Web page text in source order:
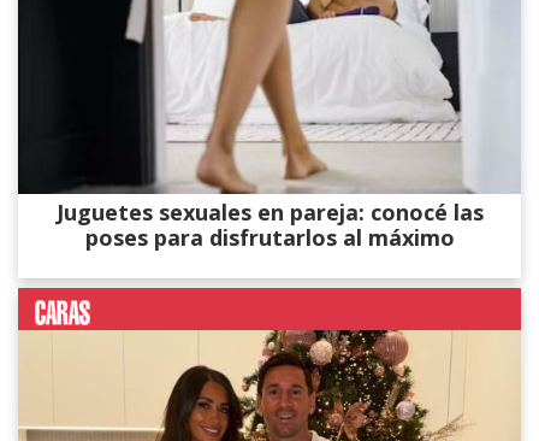
Juguetes sexuales en pareja: conocé las
poses para disfrutarlos al máximo